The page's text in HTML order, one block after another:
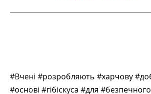
#Вчені #розробляють #харчову
#основі #гібіскуса #для